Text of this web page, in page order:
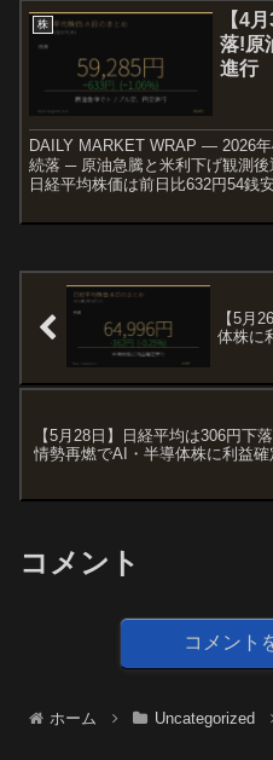
株
【4
落!原
進行
DAILY MARKET WRAP — 2026
続落 ─ 原油急騰と米利下げ観測
日経平均株価は前日比632円54銭
【5月
体株に
【5月28日】日経平均は306円下
情勢再燃でAI・半導体株に利益確
コメント
コメント
ホーム Uncategorized